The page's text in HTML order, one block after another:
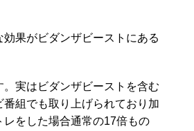
果がビダンザビーストにある
。実はビダンザビーストを含む
番組でも取り上げられており加
レをした場合通常の17倍もの